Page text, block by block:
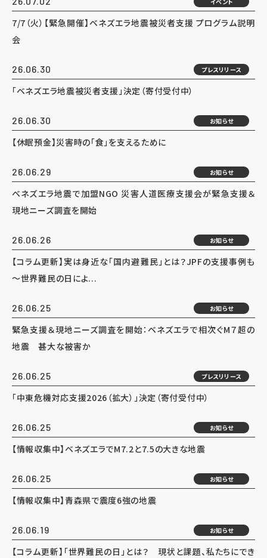
7/7（火）【緊急開催】ベネズエラ地震被災者支援 プログラム説明
会
26.06.30 プレスリリース
「ベネズエラ地震被災者支援」決定（寄付受付中）
26.06.30 お知らせ
【休眠預金】災害時の「食」を支えるために
26.06.29 お知らせ
ベネズエラ地震で加盟NGO 災害人道医療支援会が緊急支援＆
現地ニーズ調査を開始
26.06.26 お知らせ
【コラム更新】実は身近な「国内避難民」とは？JPFの支援事例も
～世界難民の日によ...
26.06.25 お知らせ
緊急支援＆現地ニーズ調査を開始：ベネズエラで相次ぐM７超の
地震 甚大な被害か
26.06.25 プレスリリース
「中東危機対応支援2026（拡大）」決定（寄付受付中）
26.06.25 お知らせ
【情報収集中】ベネズエラでM7.2と7.5の大きな地震
26.06.25 お知らせ
【情報収集中】青森県で震度6強の地震
26.06.19 お知らせ
【コラム更新】「世界難民の日」とは？ 現状と課題、私たちにでき